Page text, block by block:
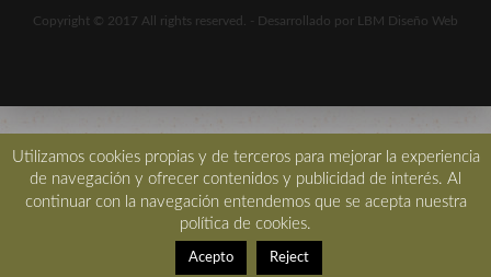
Copyright © 2017 All rights reserved. - Desarrollado por LBM Diseño Web
Utilizamos cookies propias y de terceros para mejorar la experiencia
de navegación y ofrecer contenidos y publicidad de interés. Al
continuar con la navegación entendemos que se acepta nuestra
política de cookies.
Acepto Reject